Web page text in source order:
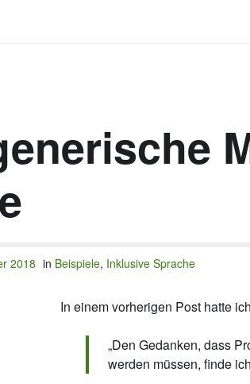
2018 in Beispiele, Inklusive Sprache
In einem vorherigen Post hatte
„Den Gedanken, dass
werden müssen, finde